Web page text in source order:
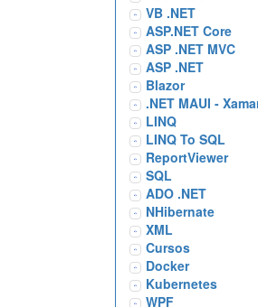
VB .NET
ASP.NET Core
ASP .NET MVC
ASP .NET
Blazor
.NET MAUI -
LINQ
LINQ To SQL
ReportViewer
SQL
ADO .NET
NHibernate
XML
Cursos
Docker
Kubernetes
WPF